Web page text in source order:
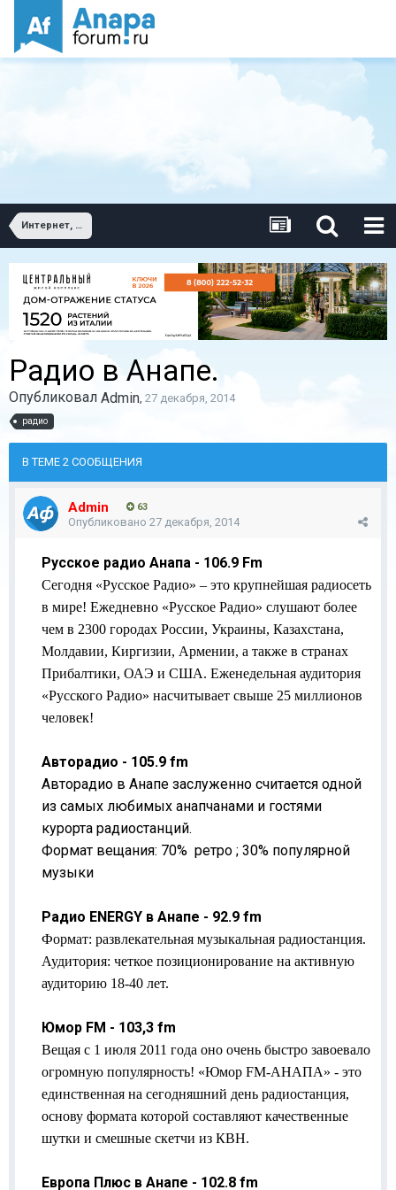
Интернет, телевидение, телефония в Анапе
Радио в Анапе.
Опубликовал Admin, 27 декабря, 2014
радио
В ТЕМЕ 2 СООБЩЕНИЯ
Admin 63
Опубликовано 27 декабря, 2014
Русское радио Анапа - 106.9 Fm
Сегодня «Русское Радио» – это крупнейшая радиосеть
в мире! Ежедневно «Русское Радио» слушают более
чем в 2300 городах России, Украины, Казахстана,
Молдавии, Киргизии, Армении, а также в странах
Прибалтики, ОАЭ и США. Еженедельная аудитория
«Русского Радио» насчитывает свыше 25 миллионов
человек!
Авторадио - 105.9 fm
Авторадио в Анапе заслуженно считается одной
из самых любимых анапчанами и гостями
курорта радиостанций.
Формат вещания: 70% ретро ; 30% популярной
музыки
Радио ENERGY в Анапе - 92.9 fm
Формат: развлекательная музыкальная радиостанция.
Аудитория: четкое позиционирование на активную
аудиторию 18-40 лет.
Юмор FM - 103,3 fm
Вещая с 1 июля 2011 года оно очень быстро завоевало
огромную популярность! «Юмор FM-АНАПА» - это
единственная на сегодняшний день радиостанция,
основу формата которой составляют качественные
шутки и смешные скетчи из КВН.
Европа Плюс в Анапе - 102.8 fm